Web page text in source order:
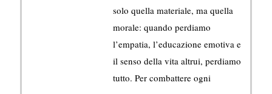
solo quella materiale, ma quella
morale: quando perdiamo
l’empatia, l’educazione emotiva e
il senso della vita altrui, perdiamo
tutto. Per combattere ogni